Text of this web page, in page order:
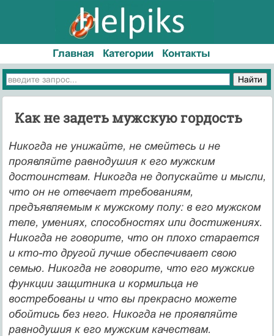
Главная Категории Контакты
Как не задеть мужскую гордость
Никогда не унижайте, не смейтесь и не
проявляйте равноду­шия к его мужским
достоинствам. Никогда не допускайте и мыс­ли,
что он не отвечает требованиям,
предъявляемым к мужскому полу: в его мужском
теле, умениях, способностях или достижени­ях.
Никогда не говорите, что он плохо старается
и кто-то дру­гой лучше обеспечивает свою
семью. Никогда не говорите, что его мужские
функции защитника и кормильца не
востребованы и что вы прекрасно можете
обойтись без него. Никогда не проявляйте
равнодушия к его мужским качествам.